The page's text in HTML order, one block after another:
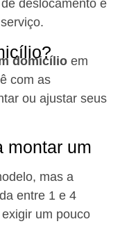
deslocamento é
domicílio em
com as
ou ajustar seus
montar um
mas a
entre 1 e 4
um pouco